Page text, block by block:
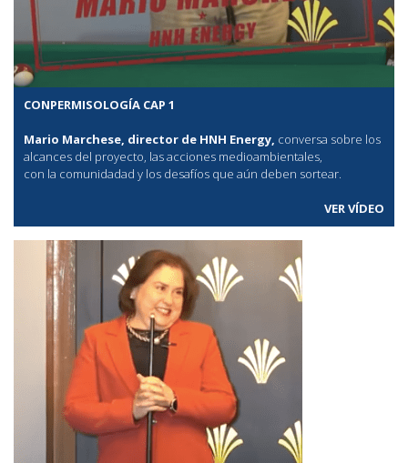
CONPERMISOLOGÍA CAP 1
Mario Marchese, director de HNH Energy, conversa sobre los
alcances del proyecto, las acciones medioambientales,
con la comunidadad y los desafíos que aún deben sortear.
VER VÍDEO